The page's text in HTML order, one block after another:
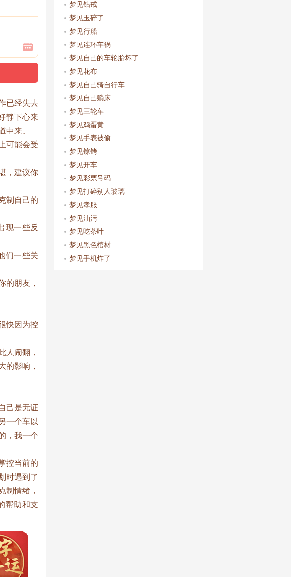
已经失去
静下心来
中来。
可能会受
，建议你
制自己的
现一些反
们一些关
的朋友，
快因为控
人闹翻，
的影响，
己是无证
一个车以
，我一个
控当前的
时遇到了
制情绪，
帮助和支
梦见钻戒
梦见玉碎了
梦见行船
梦见连环车祸
梦见自己的车轮胎坏了
梦见花布
梦见自己骑自行车
梦见自己躺床
梦见三轮车
梦见鸡蛋黄
梦见手表被偷
梦见镣铐
梦见开车
梦见彩票号码
梦见打碎别人玻璃
梦见孝服
梦见油污
梦见吃茶叶
梦见黑色棺材
梦见手机炸了